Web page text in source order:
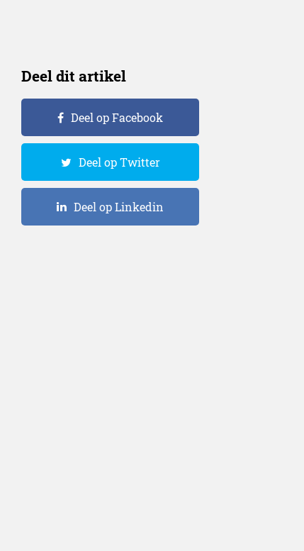
Deel dit artikel
Deel op Facebook
Deel op Twitter
Deel op Linkedin